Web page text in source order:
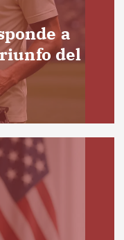
a
del